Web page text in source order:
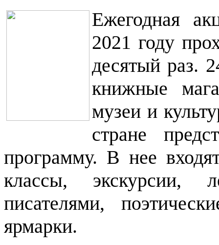
Ежегодная
2021 году
десятый раз.
книжные
музеи и
стране
программу. В нее
классы, экскурсии,
писателями,
ярмарки.